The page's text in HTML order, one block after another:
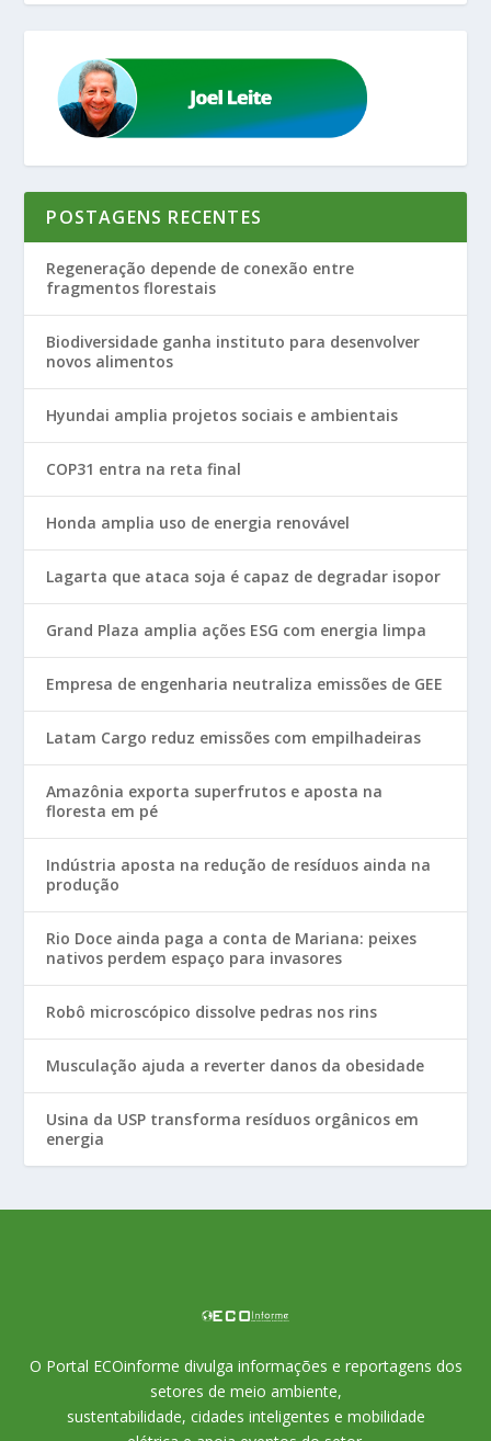
POSTAGENS RECENTES
Regeneração depende de conexão entre
fragmentos florestais
Biodiversidade ganha instituto para desenvolver
novos alimentos
Hyundai amplia projetos sociais e ambientais
COP31 entra na reta final
Honda amplia uso de energia renovável
Lagarta que ataca soja é capaz de degradar isopor
Grand Plaza amplia ações ESG com energia limpa
Empresa de engenharia neutraliza emissões de GEE
Latam Cargo reduz emissões com empilhadeiras
Amazônia exporta superfrutos e aposta na
floresta em pé
Indústria aposta na redução de resíduos ainda na
produção
Rio Doce ainda paga a conta de Mariana: peixes
nativos perdem espaço para invasores
Robô microscópico dissolve pedras nos rins
Musculação ajuda a reverter danos da obesidade
Usina da USP transforma resíduos orgânicos em
energia
O Portal ECOinforme divulga informações e reportagens dos
setores de meio ambiente,
sustentabilidade, cidades inteligentes e mobilidade